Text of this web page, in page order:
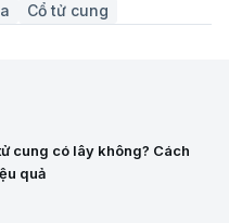
Cổ tử cung
cung có lây không? Cách
quả